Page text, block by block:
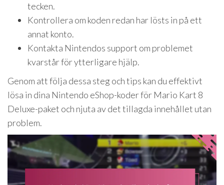
tecken.
Kontrollera om koden redan har lösts in på ett
annat konto.
Kontakta Nintendos support om problemet
kvarstår för ytterligare hjälp.
Genom att följa dessa steg och tips kan du effektivt
lösa in dina Nintendo eShop-koder för Mario Kart 8
Deluxe-paket och njuta av det tillagda innehållet utan
problem.